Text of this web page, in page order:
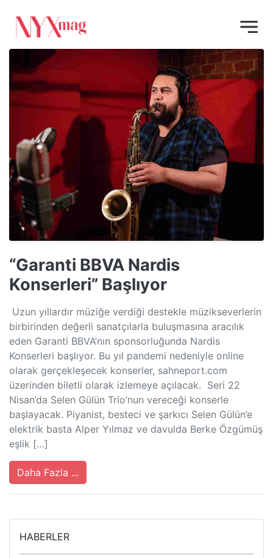
“Garanti BBVA Nardis
Konserleri” Başlıyor
Uzun yıllardır müziğe verdiği destekle müzikseverlerin
birbirinden değerli sanatçılarla buluşmasına aracılık
eden Garanti BBVA’nın sponsorluğunda Nardis
Konserleri başlıyor. Bu yıl pandemi nedeniyle online
olarak gerçekleşecek konserler, sahneport.com
üzerinden biletli olarak izlemeye açılacak. Seri 22
Nisan’da Selen Gülün Trio’nun vereceği konserle
başlayacak. Piyanist, besteci ve şarkıcı Selen Gülün’e
elektrik basta Alper Yılmaz ve davulda Berke Özgümüş
eşlik […]
Daha Fazla ...
HABERLER